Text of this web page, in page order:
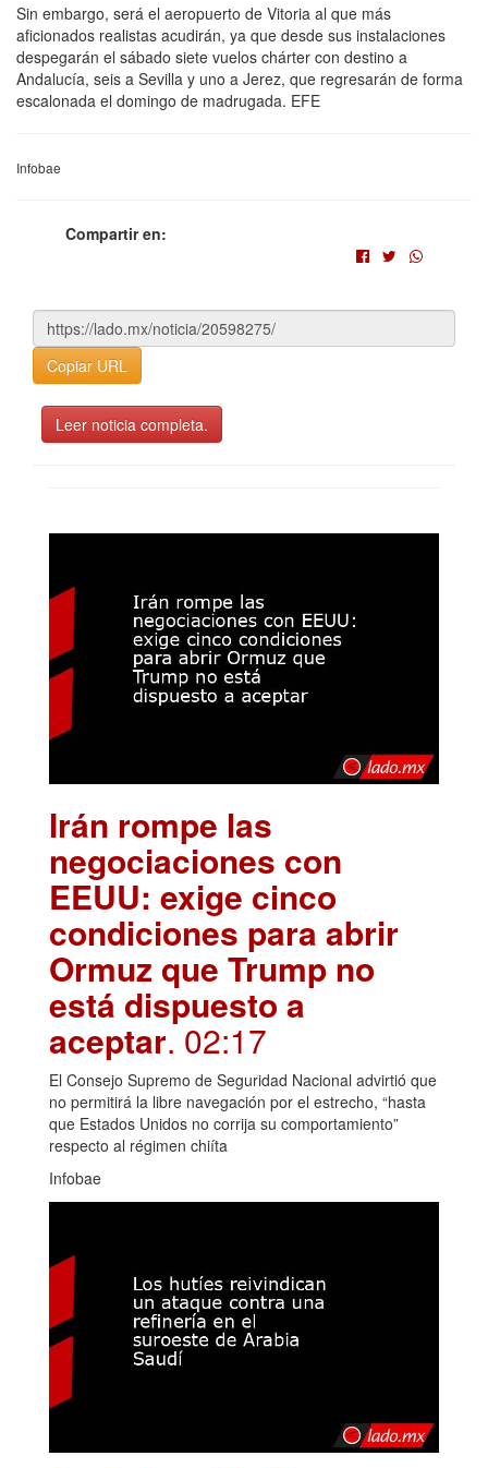
Sin embargo, será el aeropuerto de Vitoria al que más
aficionados realistas acudirán, ya que desde sus instalaciones
despegarán el sábado siete vuelos chárter con destino a
Andalucía, seis a Sevilla y uno a Jerez, que regresarán de forma
escalonada el domingo de madrugada. EFE
Infobae
Compartir en:
Copiar URL
Leer noticia completa.
Irán rompe las
negociaciones con
EEUU: exige cinco
condiciones para abrir
Ormuz que Trump no
está dispuesto a
aceptar. 02:17
El Consejo Supremo de Seguridad Nacional advirtió que
no permitirá la libre navegación por el estrecho, “hasta
que Estados Unidos no corrija su comportamiento”
respecto al régimen chiíta
Infobae